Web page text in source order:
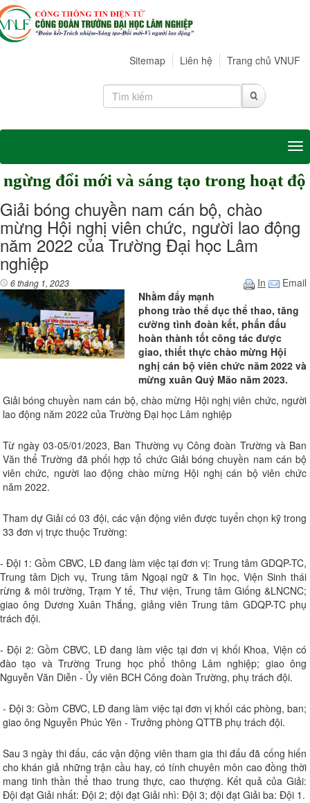
Sitemap Liên hệ Trang chủ VNUF
mới và sáng tạo trong hoạt động
Giải bóng chuyền nam cán bộ, chào
mừng Hội nghị viên chức, người lao động
năm 2022 của Trường Đại học Lâm
nghiệp
6 tháng 1, 2023 In
Email
Nhằm đẩy mạnh
phong trào thể dục thể thao, tăng
cường tình đoàn kết, phấn đấu
hoàn thành tốt công tác được
giao, thiết thực chào mừng Hội
nghị cán bộ viên chức năm 2022 và
mừng xuân Quý Mão năm 2023.
Giải bóng chuyền nam cán bộ, chào mừng Hội nghị viên chức, người
lao động năm 2022 của Trường Đại học Lâm nghiệp
Từ ngày 03-05/01/2023, Ban Thường vụ Công đoàn Trường và Ban
Văn thể Trường đã phối hợp tổ chức Giải bóng chuyền nam cán bộ
viên chức, người lao động chào mừng Hội nghị cán bộ viên chức
năm 2022.
Tham dự Giải có 03 đội, các vận động viên được tuyển chọn kỹ trong
33 đơn vị trực thuộc Trường:
- Đội 1: Gồm CBVC, LĐ đang làm việc tại đơn vị: Trung tâm GDQP-TC,
Trung tâm Dịch vụ, Trung tâm Ngoại ngữ & Tin học, Viện Sinh thái
rừng & môi trường, Trạm Y tế, Thư viện, Trung tâm Giống &LNCNC;
giao ông Dương Xuân Thắng, giảng viên Trung tâm GDQP-TC phụ
trách đội.
- Đội 2: Gồm CBVC, LĐ đang làm việc tại đơn vị khối Khoa, Viện có
đào tạo và Trường Trung học phổ thông Lâm nghiệp; giao ông
Nguyễn Văn Diễn - Ủy viên BCH Công đoàn Trường, phụ trách đội.
- Đội 3: Gồm CBVC, LĐ đang làm việc tại đơn vị khối các phòng, ban;
giao ông Nguyễn Phúc Yên - Trưởng phòng QTTB phụ trách đội.
Sau 3 ngày thi đấu, các vận động viên tham gia thi đấu đã cống hiến
cho khán giả những trận cầu hay, có tính chuyên môn cao đồng thời
mang tinh thần thể thao trung thực, cao thượng. Kết quả của Giải:
Đội đạt Giải nhất: Đội 2; đội đạt Giải nhì: Đội 3; đội đạt Giải ba: Đội 1.